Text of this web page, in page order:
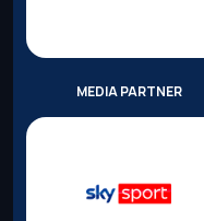
MEDIA PARTNER